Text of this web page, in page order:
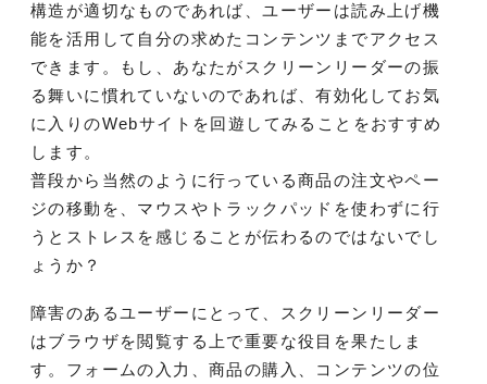
構造が適切なものであれば、ユーザーは読み上げ機
能を活用して自分の求めたコンテンツまでアクセス
できます。もし、あなたがスクリーンリーダーの振
る舞いに慣れていないのであれば、有効化してお気
に入りのWebサイトを回遊してみることをおすすめ
します。
普段から当然のように行っている商品の注文やペー
ジの移動を、マウスやトラックパッドを使わずに行
うとストレスを感じることが伝わるのではないでし
ょうか？
障害のあるユーザーにとって、スクリーンリーダー
はブラウザを閲覧する上で重要な役目を果たしま
す。フォームの入力、商品の購入、コンテンツの位